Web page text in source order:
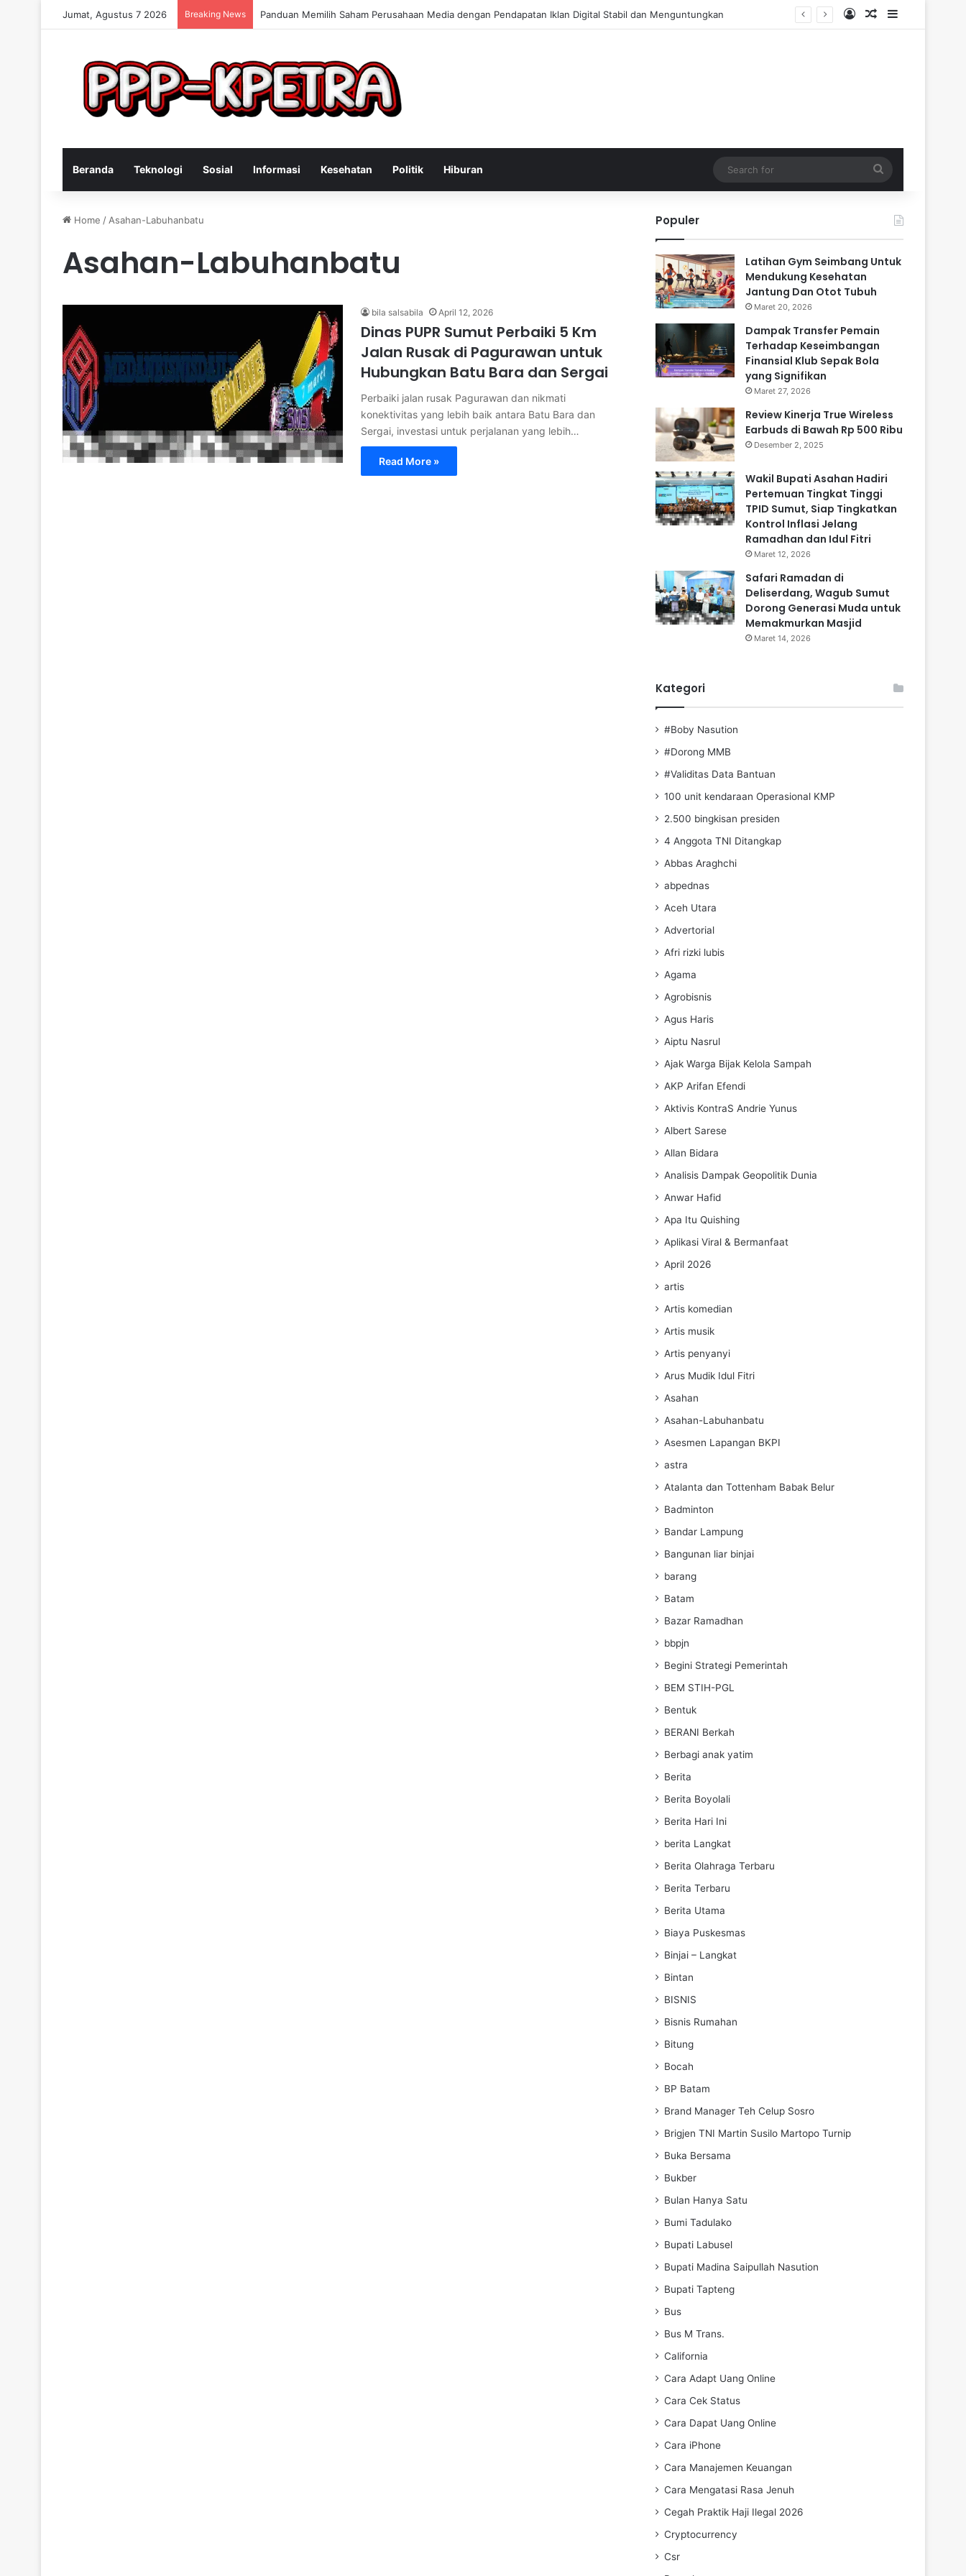
Jumat, Agustus 7 2026 Breaking News Keterampilan Konsultan Bisnis Online untuk Meningkatkan Pendapatan Berdasarkan Pengalaman Praktis Log InRandom Article
Sidebar
Beranda Teknologi Sosial Informasi Kesehatan Politik Hiburan
for
Home / Asahan-Labuhanbatu
Asahan-Labuhanbatu
bila salsabila April 12, 2026
Dinas PUPR Sumut Perbaiki 5 Km
Jalan Rusak di Pagurawan untuk
Hubungkan Batu Bara dan Sergai
Perbaiki jalan rusak Pagurawan dan nikmati
konektivitas yang lebih baik antara Batu Bara dan
Sergai, investasi untuk perjalanan yang lebih…
Read More »
Populer
Latihan Gym Seimbang Untuk
Mendukung Kesehatan
Jantung Dan Otot Tubuh
Maret 20, 2026
Dampak Transfer Pemain
Terhadap Keseimbangan
Finansial Klub Sepak Bola
yang Signifikan
Maret 27, 2026
Review Kinerja True Wireless
Earbuds di Bawah Rp 500 Ribu
Desember 2, 2025
Wakil Bupati Asahan Hadiri
Pertemuan Tingkat Tinggi
TPID Sumut, Siap Tingkatkan
Kontrol Inflasi Jelang
Ramadhan dan Idul Fitri
Maret 12, 2026
Safari Ramadan di
Deliserdang, Wagub Sumut
Dorong Generasi Muda untuk
Memakmurkan Masjid
Maret 14, 2026
Kategori
#Boby Nasution
#Dorong MMB
#Validitas Data Bantuan
100 unit kendaraan Operasional KMP
2.500 bingkisan presiden
4 Anggota TNI Ditangkap
Abbas Araghchi
abpednas
Aceh Utara
Advertorial
Afri rizki lubis
Agama
Agrobisnis
Agus Haris
Aiptu Nasrul
Ajak Warga Bijak Kelola Sampah
AKP Arifan Efendi
Aktivis KontraS Andrie Yunus
Albert Sarese
Allan Bidara
Analisis Dampak Geopolitik Dunia
Anwar Hafid
Apa Itu Quishing
Aplikasi Viral & Bermanfaat
April 2026
artis
Artis komedian
Artis musik
Artis penyanyi
Arus Mudik Idul Fitri
Asahan
Asahan-Labuhanbatu
Asesmen Lapangan BKPI
astra
Atalanta dan Tottenham Babak Belur
Badminton
Bandar Lampung
Bangunan liar binjai
barang
Batam
Bazar Ramadhan
bbpjn
Begini Strategi Pemerintah
BEM STIH-PGL
Bentuk
BERANI Berkah
Berbagi anak yatim
Berita
Berita Boyolali
Berita Hari Ini
berita Langkat
Berita Olahraga Terbaru
Berita Terbaru
Berita Utama
Biaya Puskesmas
Binjai – Langkat
Bintan
BISNIS
Bisnis Rumahan
Bitung
Bocah
BP Batam
Brand Manager Teh Celup Sosro
Brigjen TNI Martin Susilo Martopo Turnip
Buka Bersama
Bukber
Bulan Hanya Satu
Bumi Tadulako
Bupati Labusel
Bupati Madina Saipullah Nasution
Bupati Tapteng
Bus
Bus M Trans.
California
Cara Adapt Uang Online
Cara Cek Status
Cara Dapat Uang Online
Cara iPhone
Cara Manajemen Keuangan
Cara Mengatasi Rasa Jenuh
Cegah Praktik Haji Ilegal 2026
Cryptocurrency
Csr